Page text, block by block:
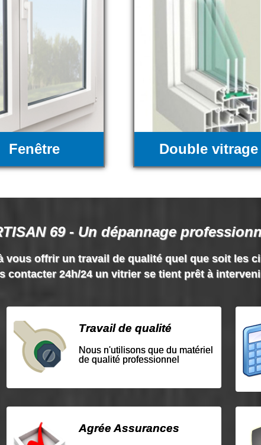
Fenêtre Double vitrage
69 - Un dépannage
vous offrir un travail de qualité quel que soit les
contacter 24h/24 un vitrier se tient prêt à
Travail de qualité
Nous n'utilisons que du matériel
de qualité professionnel
Agrée Assurances